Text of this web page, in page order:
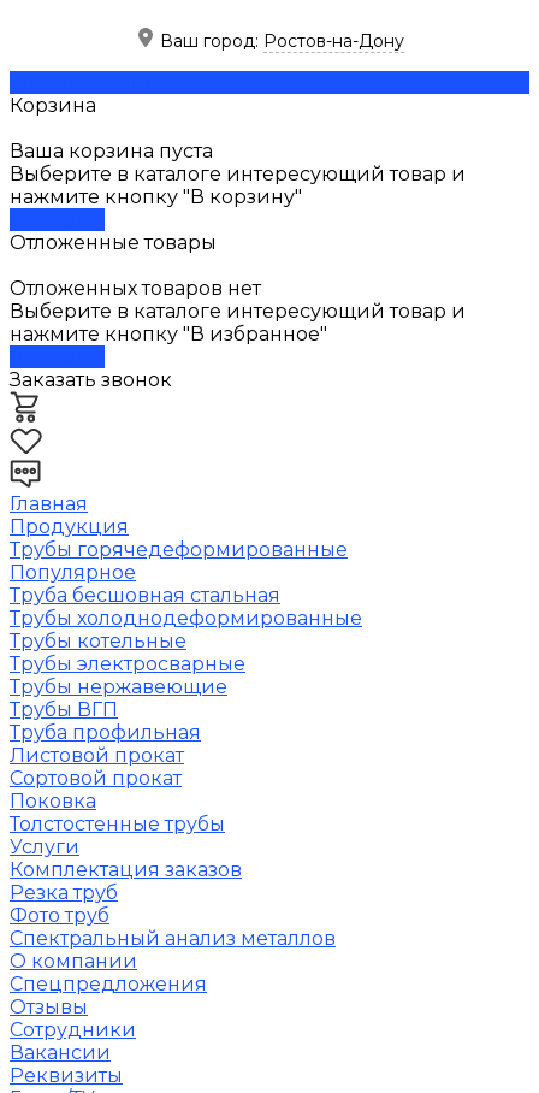
Ваш город: Ростов-на-Дону
Корзина
Ваша корзина пуста
Выберите в каталоге интересующий товар и
нажмите кнопку "В корзину"
Отложенные товары
Отложенных товаров нет
Выберите в каталоге интересующий товар и
нажмите кнопку "В избранное"
Заказать звонок
Главная
Продукция
Трубы горячедеформированные
Популярное
Труба бесшовная стальная
Трубы холоднодеформированные
Трубы котельные
Трубы электросварные
Трубы нержавеющие
Трубы ВГП
Труба профильная
Листовой прокат
Сортовой прокат
Поковка
Толстостенные трубы
Услуги
Комплектация заказов
Резка труб
Фото труб
Спектральный анализ металлов
О компании
Спецпредложения
Отзывы
Сотрудники
Вакансии
Реквизиты